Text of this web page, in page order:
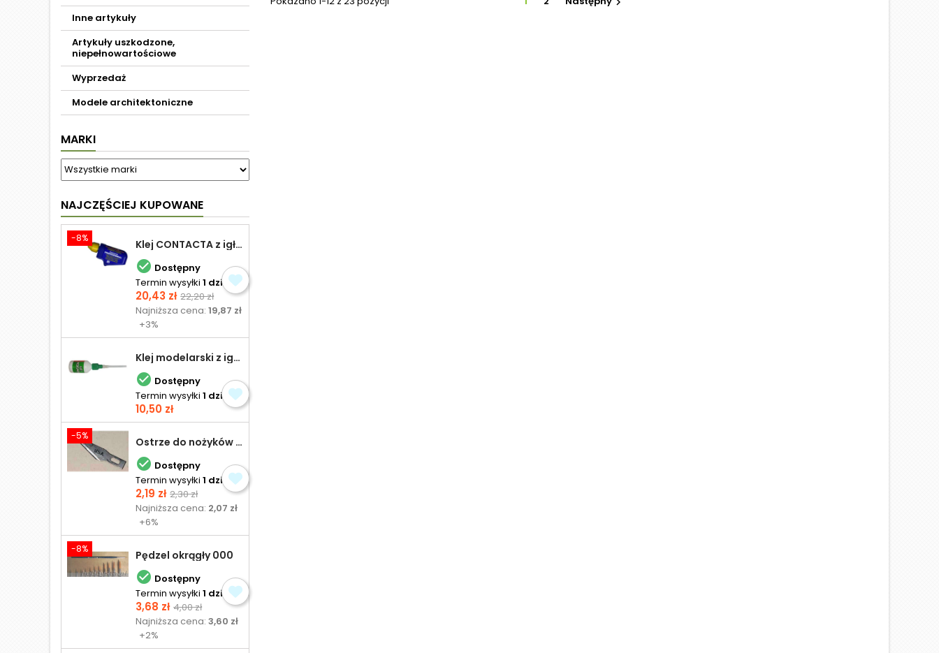
Inne artykuły
Artykuły uszkodzone,
niepełnowartościowe
Wyprzedaż
Modele architektoniczne
MARKI
NAJCZĘŚCIEJ KUPOWANE
-8% Klej CONTACTA z igłą do plastiku 25,0 g
 Dostępny
Termin wysyłki 1 dzień
Cena
20,43 zł Cena
podstawowa
22,20 zł
Najniższa cena:19,87 zł
+3%
Klej modelarski z igłą 30 ml
 Dostępny
Termin wysyłki 1 dzień
Cena
10,50 zł
-5% Ostrze do nożyków Excel
 Dostępny
Termin wysyłki 1 dzień
Cena
2,19 zł Cena
podstawowa
2,30 zł
Najniższa cena: 2,07 zł
+6%
-8% Pędzel okrągły 000
 Dostępny
Termin wysyłki 1 dzień
Cena
3,68 zł Cena
podstawowa
4,00 zł
Najniższa cena:3,60 zł
+2%